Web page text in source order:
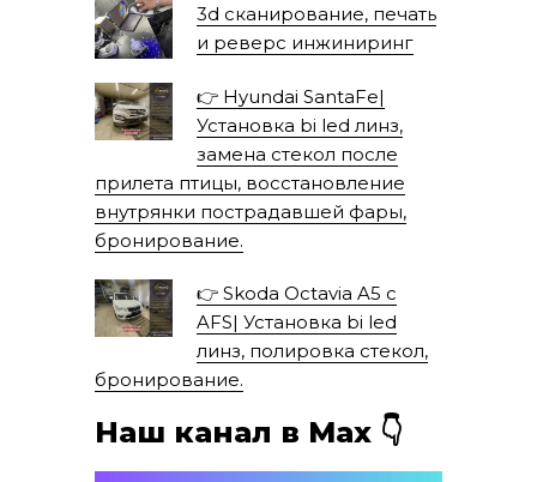
3d сканирование, печать
и реверс инжиниринг
👉 Hyundai SantaFe|
Установка bi led линз,
замена стекол после
прилета птицы, восстановление
внутрянки пострадавшей фары,
бронирование.
👉 Skoda Octavia A5 с
AFS| Установка bi led
линз, полировка стекол,
бронирование.
Наш канал в Мах 👇